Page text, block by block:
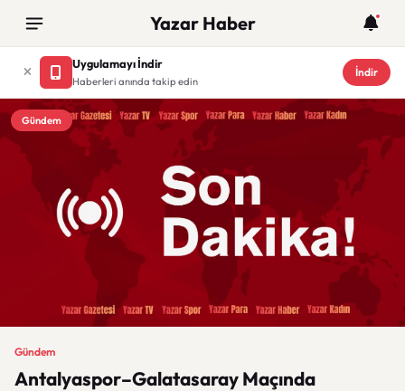
Yazar Haber
Uygulamayı İndir
Haberleri anında takip edin
İndir
Gündem
Gündem
Antalyaspor–Galatasaray Maçında